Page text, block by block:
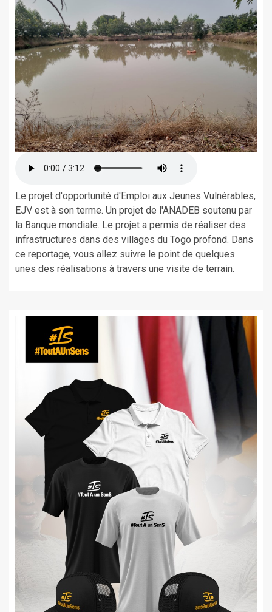
Le projet d'opportunité d'Emploi aux Jeunes Vulnérables,
EJV est à son terme. Un projet de l'ANADEB soutenu par
la Banque mondiale. Le projet a permis de réaliser des
infrastructures dans des villages du Togo profond. Dans
ce reportage, vous allez suivre le point de quelques
unes des réalisations à travers une visite de terrain.